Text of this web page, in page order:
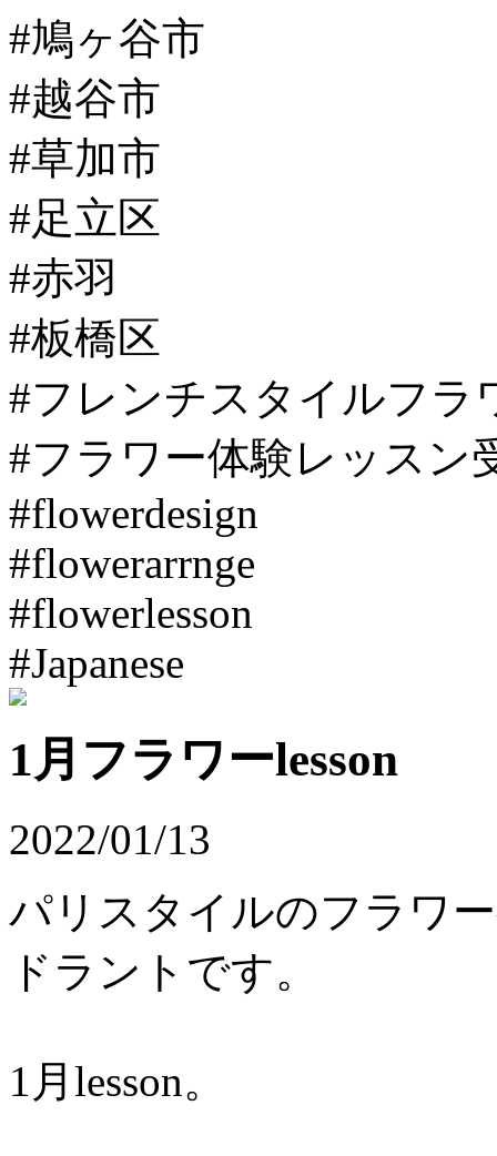
#鳩ヶ谷市
#越谷市
#草加市
#足立区
#赤羽
#板橋区
#フレンチスタイルフラ
#フラワー体験レッスン
#flowerdesign
#flowerarrnge
#flowerlesson
#Japanese
1月フラワーlesson
2022/01/13
パリスタイルのフラワ
ドラントです。
1月lesson。